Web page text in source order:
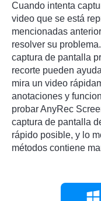
Cuando intenta
video que se está
mencionadas
resolver su
captura de pantalla
recorte pueden
mira un video
anotaciones y
probar AnyRec
captura de pantalla
rápido posible, y lo
métodos contiene